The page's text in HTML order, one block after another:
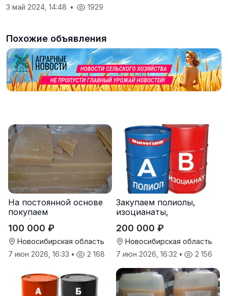
3 май 2024, 14:48 • 1929
Похожие объявления
На постоянной основе
покупаем
парафиносодержащие
продукты
100 000 ₽
Новосибирская область
7 июн 2026, 16:33 • 2 168
Закупаем полиолы,
изоцианаты,
пенополиуретана (ППУ)
200 000 ₽
Новосибирская область
7 июн 2026, 16:32 • 2 156